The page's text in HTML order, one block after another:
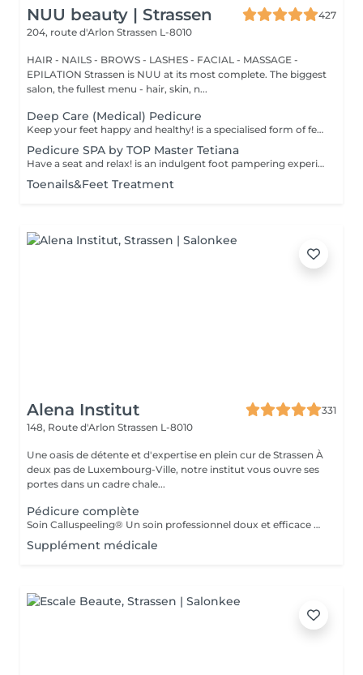
NUU beauty | Strassen
427
204, route d'Arlon Strassen L-8010
HAIR - NAILS - BROWS - LASHES - FACIAL - MASSAGE -
EPILATION Strassen is NUU at its most complete. The biggest
salon, the fullest menu - hair, skin, n...
Deep Care (Medical) Pedicure
Keep your feet happy and healthy! is a specialised form of feet treatment where a nail master eliminates such problems as calluses, cracks and deformed nails etc. How is Deep Care (Medical) Pedicure done? - problem is identified - feet are disinfected and softened - calloused skin is removed - nail plate is treated - skin is treated - medical cream is applied Age restrictions: recommended to do from 16 years. Post procedure recommendations: professional home care is recommended after the procedure. Frequency: once in 3-4 weeks.
Pedicure SPA by TOP Master Tetiana
Have a seat and relax! is an indulgent foot pampering experience that typically includes exfoliation of the feet, using a foot scrub and a combination of moisturising products. Our masters do edged pedicure. How is a pedicure spa done? - feet are cleansed and soaked - nails are cut, your nail plate is shaped and filed - feet are sunk in water - scrub is applied on feet - mask is applied - the cuticle and side ridges are corrected - heels are cleaned - cuticle oil and feet cream are applied Age restrictions: recommended to do from 14 years. Post procedure recommendations: there are no post recommendations for this procedure. Frequency: once in 3-4 weeks.
Toenails&Feet Treatment
Alena Institut
331
148, Route d'Arlon Strassen L-8010
Une oasis de détente et d'expertise en plein cur de Strassen À
deux pas de Luxembourg-Ville, notre institut vous ouvre ses
portes dans un cadre chale...
Pédicure complète
Soin Calluspeeling® Un soin professionnel doux et efficace qui élimine les callosités, talons secs et rugosités sans lame ni fraise. Les patches aux extraits végétaux lissent la peau, réparent en profondeur et laissent les pieds incroyablement doux dès la première séance.
Supplément médicale